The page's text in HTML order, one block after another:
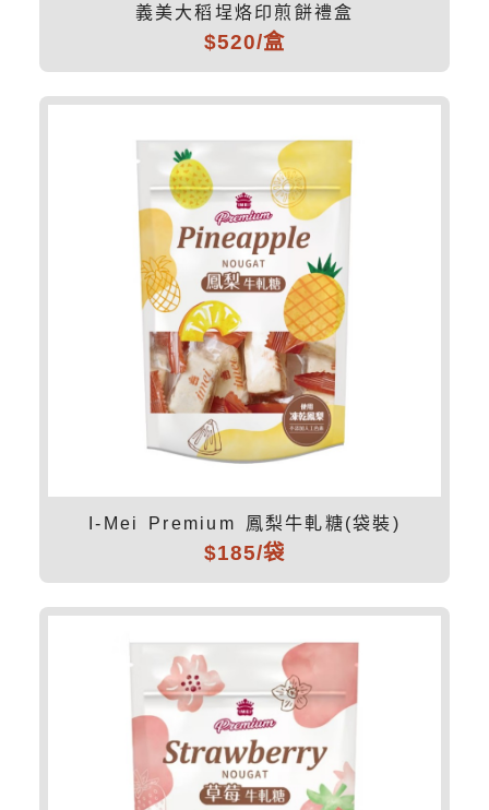
義美大稻埕烙印煎餅禮盒
$520/盒
I-Mei Premium 鳳梨牛軋糖(袋裝)
$185/袋